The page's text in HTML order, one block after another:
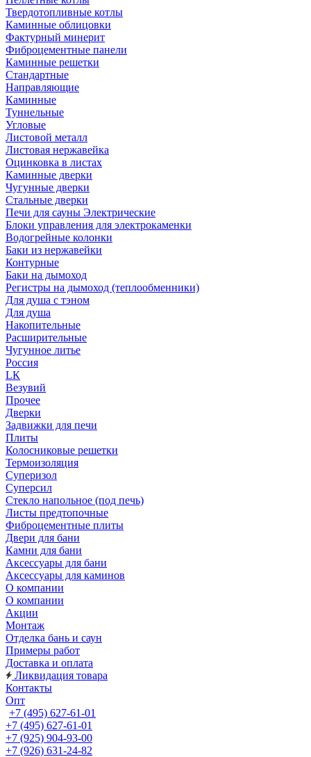
Твердотопливные котлы
Каминные облицовки
Фактурный минерит
Фиброцементные панели
Каминные решетки
Стандартные
Направляющие
Каминные
Туннельные
Угловые
Листовой металл
Листовая нержавейка
Оцинковка в листах
Каминные дверки
Чугунные дверки
Стальные дверки
Печи для сауны Электрические
Блоки управления для электрокаменки
Водогрейные колонки
Баки из нержавейки
Контурные
Баки на дымоход
Регистры на дымоход (теплообменники)
Для душа с тэном
Для душа
Накопительные
Расширительные
Чугунное литье
Россия
LК
Везувий
Прочее
Дверки
Задвижки для печи
Плиты
Колосниковые решетки
Термоизоляция
Суперизол
Суперсил
Стекло напольное (под печь)
Листы предтопочные
Фиброцементные плиты
Двери для бани
Камни для бани
Аксессуары для бани
Аксессуары для каминов
О компании
О компании
Акции
Монтаж
Отделка бань и саун
Примеры работ
Доставка и оплата
Ликвидация товара
Контакты
Опт
+7 (495) 627-61-01
+7 (495) 627-61-01
+7 (925) 904-93-00
+7 (926) 631-24-82